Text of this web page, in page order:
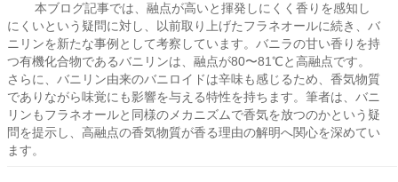
本ブログ記事では、融点が高いと揮発しにくく香りを感知し
にくいという疑問に対し、以前取り上げたフラネオールに続き、バ
ニリンを新たな事例として考察しています。バニラの甘い香りを持
つ有機化合物であるバニリンは、融点が80〜81℃と高融点です。
さらに、バニリン由来のバニロイドは辛味も感じるため、香気物質
でありながら味覚にも影響を与える特性を持ちます。筆者は、バニ
リンもフラネオールと同様のメカニズムで香気を放つのかという疑
問を提示し、高融点の香気物質が香る理由の解明へ関心を深めてい
ます。